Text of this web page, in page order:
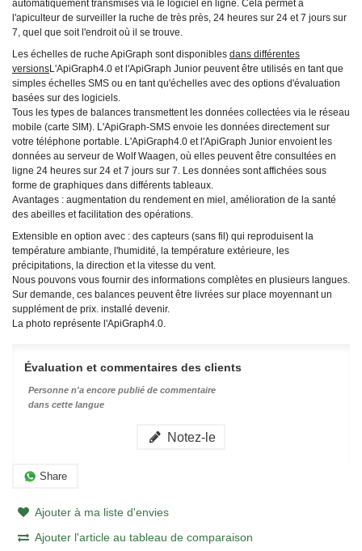
automatiquement transmises via le logiciel en ligne. Cela permet à
l'apiculteur de surveiller la ruche de très près, 24 heures sur 24 et 7 jours sur
7, quel que soit l'endroit où il se trouve.
Les échelles de ruche ApiGraph sont disponibles dans différentes
versionsL'ApiGraph4.0 et l'ApiGraph Junior peuvent être utilisés en tant que
simples échelles SMS ou en tant qu'échelles avec des options d'évaluation
basées sur des logiciels.
Tous les types de balances transmettent les données collectées via le réseau
mobile (carte SIM). L'ApiGraph-SMS envoie les données directement sur
votre téléphone portable. L'ApiGraph4.0 et l'ApiGraph Junior envoient les
données au serveur de Wolf Waagen, où elles peuvent être consultées en
ligne 24 heures sur 24 et 7 jours sur 7. Les données sont affichées sous
forme de graphiques dans différents tableaux.
Avantages : augmentation du rendement en miel, amélioration de la santé
des abeilles et facilitation des opérations.
Extensible en option avec : des capteurs (sans fil) qui reproduisent la
température ambiante, l'humidité, la température extérieure, les
précipitations, la direction et la vitesse du vent.
Nous pouvons vous fournir des informations complètes en plusieurs langues.
Sur demande, ces balances peuvent être livrées sur place moyennant un
supplément de prix. installé devenir.
La photo représente l'ApiGraph4.0.
Évaluation et commentaires des clients
Personne n'a encore publié de commentaire
dans cette langue
Notez-le
Share
Ajouter à ma liste d'envies
Ajouter l'article au tableau de comparaison